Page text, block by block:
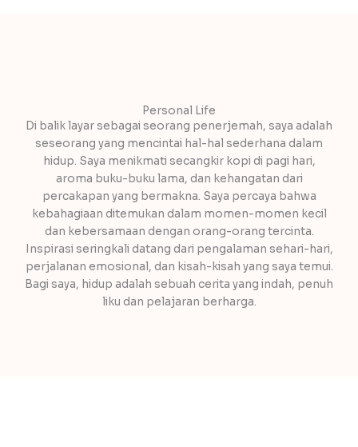
Personal Life
Di balik layar sebagai seorang penerjemah, saya adalah
seseorang yang mencintai hal-hal sederhana dalam
hidup. Saya menikmati secangkir kopi di pagi hari,
aroma buku-buku lama, dan kehangatan dari
percakapan yang bermakna. Saya percaya bahwa
kebahagiaan ditemukan dalam momen-momen kecil
dan kebersamaan dengan orang-orang tercinta.
Inspirasi seringkali datang dari pengalaman sehari-hari,
perjalanan emosional, dan kisah-kisah yang saya temui.
Bagi saya, hidup adalah sebuah cerita yang indah, penuh
liku dan pelajaran berharga.